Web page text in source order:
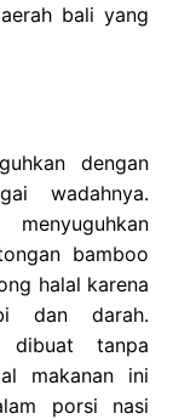
bali yang
dengan
wadahnya.
bamboo
halal karena
dan darah.
tanpa
makanan ini
porsi nasi